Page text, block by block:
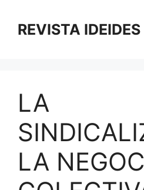
contenido
REVISTA IDEIDES
LA
LA